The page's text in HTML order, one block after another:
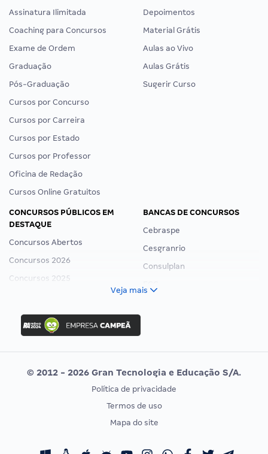
Assinatura Ilimitada
Coaching para Concursos
Exame de Ordem
Graduação
Pós-Graduação
Cursos por Concurso
Cursos por Carreira
Cursos por Estado
Cursos por Professor
Oficina de Redação
Cursos Online Gratuitos
Depoimentos
Material Grátis
Aulas ao Vivo
Aulas Grátis
Sugerir Curso
CONCURSOS PÚBLICOS EM
DESTAQUE
Concursos Abertos
Concursos 2026
Concursos 2025
Concurso Ibama
Concurso MPU
Editais publicados
BANCAS DE CONCURSOS
Cebraspe
Cesgranrio
Consulplan
Vunesp
CONCURSOS POR PROFISSÃO
Concursos Fiscais
EXAME DE ORDEM
Calendário OAB
Veja mais
© 2012 - 2026 Gran Tecnologia e Educação S/A.
Política de privacidade
Termos de uso
Mapa do site